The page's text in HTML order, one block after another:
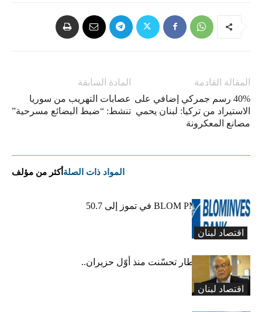
المادة السابقة
عصابات التهريب من سوريا
تنشط: “ضبط البضائع مسرحية”
المقالة القادمة
40% رسم جمركي إضافي على
الاستيراد من تركيا: لبنان يحمي
مصانع المعكرونة
المواد ذات الصلة أكثر من مؤلف
اقتصاد لبنان
ارتفاع مؤشر BLOM PMI في تموز إلى 50.7
نقطة
اقتصاد لبنان
عبود: حركة المطار تحسّنت منذ أوّل حزيران..
ولكن